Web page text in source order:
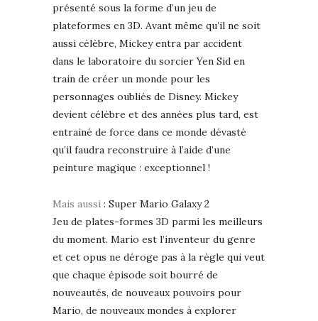
présenté sous la forme d’un jeu de
plateformes en 3D. Avant même qu’il ne soit
aussi célèbre, Mickey entra par accident
dans le laboratoire du sorcier Yen Sid en
train de créer un monde pour les
personnages oubliés de Disney. Mickey
devient célèbre et des années plus tard, est
entrainé de force dans ce monde dévasté
qu’il faudra reconstruire à l’aide d’une
peinture magique : exceptionnel !
Mais aussi : Super Mario Galaxy 2
Jeu de plates-formes 3D parmi les meilleurs
du moment. Mario est l’inventeur du genre
et cet opus ne déroge pas à la règle qui veut
que chaque épisode soit bourré de
nouveautés, de nouveaux pouvoirs pour
Mario, de nouveaux mondes à explorer